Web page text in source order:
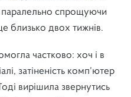
спрощуючи
близько двох тижнів.
частково: хоч і в
затіненість комп’ютер
вирішила звернутись